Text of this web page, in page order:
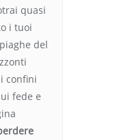
quasi
i tuoi
del
confini
fede e